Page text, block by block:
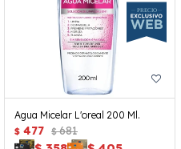
Agua Micelar L'oreal 200 Ml.
$ 477 $ 681